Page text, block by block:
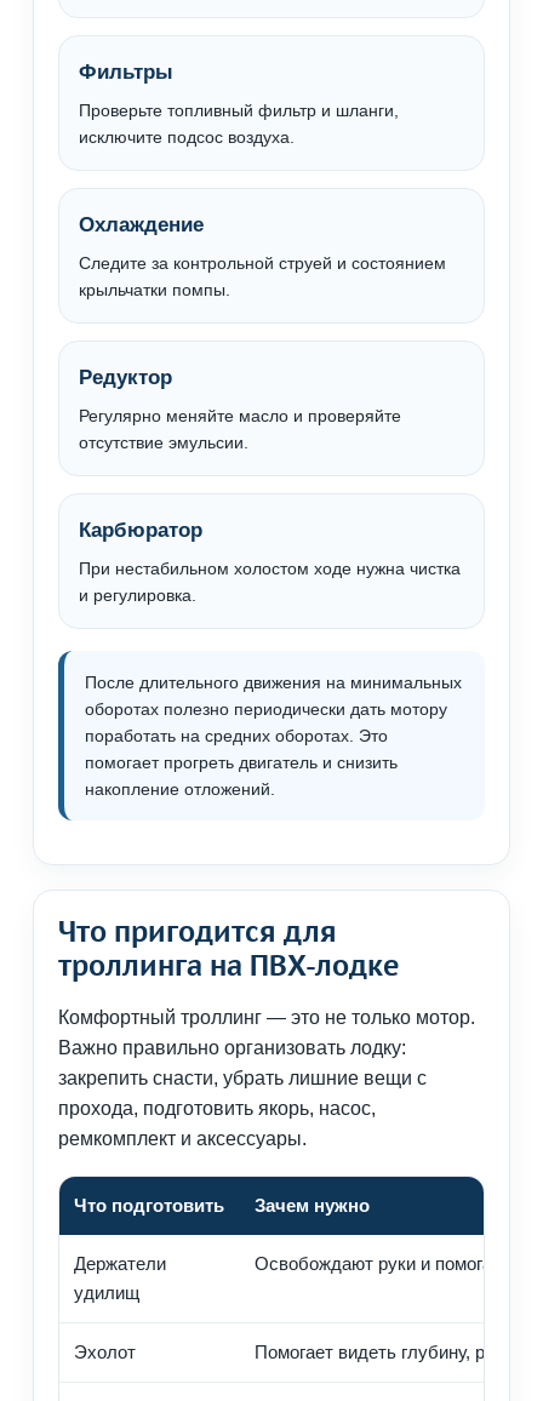
Фильтры
Проверьте топливный фильтр и шланги,
исключите подсос воздуха.
Охлаждение
Следите за контрольной струей и состоянием
крыльчатки помпы.
Редуктор
Регулярно меняйте масло и проверяйте
отсутствие эмульсии.
Карбюратор
При нестабильном холостом ходе нужна чистка
и регулировка.
После длительного движения на минимальных
оборотах полезно периодически дать мотору
поработать на средних оборотах. Это
помогает прогреть двигатель и снизить
накопление отложений.
Что пригодится для
троллинга на ПВХ-лодке
Комфортный троллинг — это не только мотор.
Важно правильно организовать лодку:
закрепить снасти, убрать лишние вещи с
прохода, подготовить якорь, насос,
ремкомплект и аксессуары.
Что подготовить Зачем нужно
Держатели
удилищ
Освобождают руки и помогают
Эхолот Помогает видеть глубину,